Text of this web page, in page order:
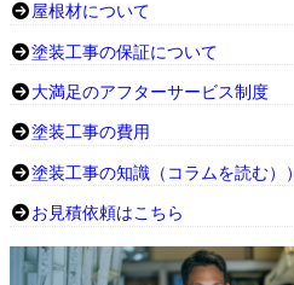
屋根材について
塗装工事の保証について
大満足のアフターサービス制度
塗装工事の費用
塗装工事の知識（コラムを読む））
お見積依頼はこちら